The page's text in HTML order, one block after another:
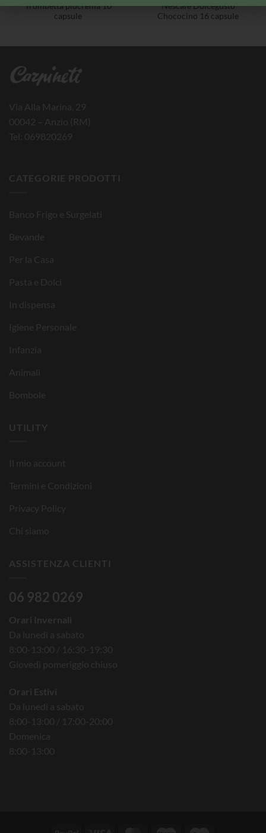
Trombetta piùcrema 10
capsule
Nescafè Dolcegusto
Chococino 16 capsule
Via Alla Marina, 29
00042 – Anzio (RM)
Tel: 069820269
CATEGORIE PRODOTTI
Banco Frigo e Surgelati
Bevande
Per la Casa
Pasta e Dolci
In dispensa
Igiene Personale
Infanzia
Animali
Bombole
UTILITY
Il mio account
Termini e Condizioni
Privacy Policy
Chi siamo
ASSISTENZA CLIENTI
06 982 0269
Orari Invernali
Da lunedì a sabato
8:00-13:00 / 16:30-19:30
Giovedì pomeriggio chiuso
Orari Estivi
Da lunedì a sabato
8:00-13:00 / 17:00-20:00
Domenica
8:00-13:00